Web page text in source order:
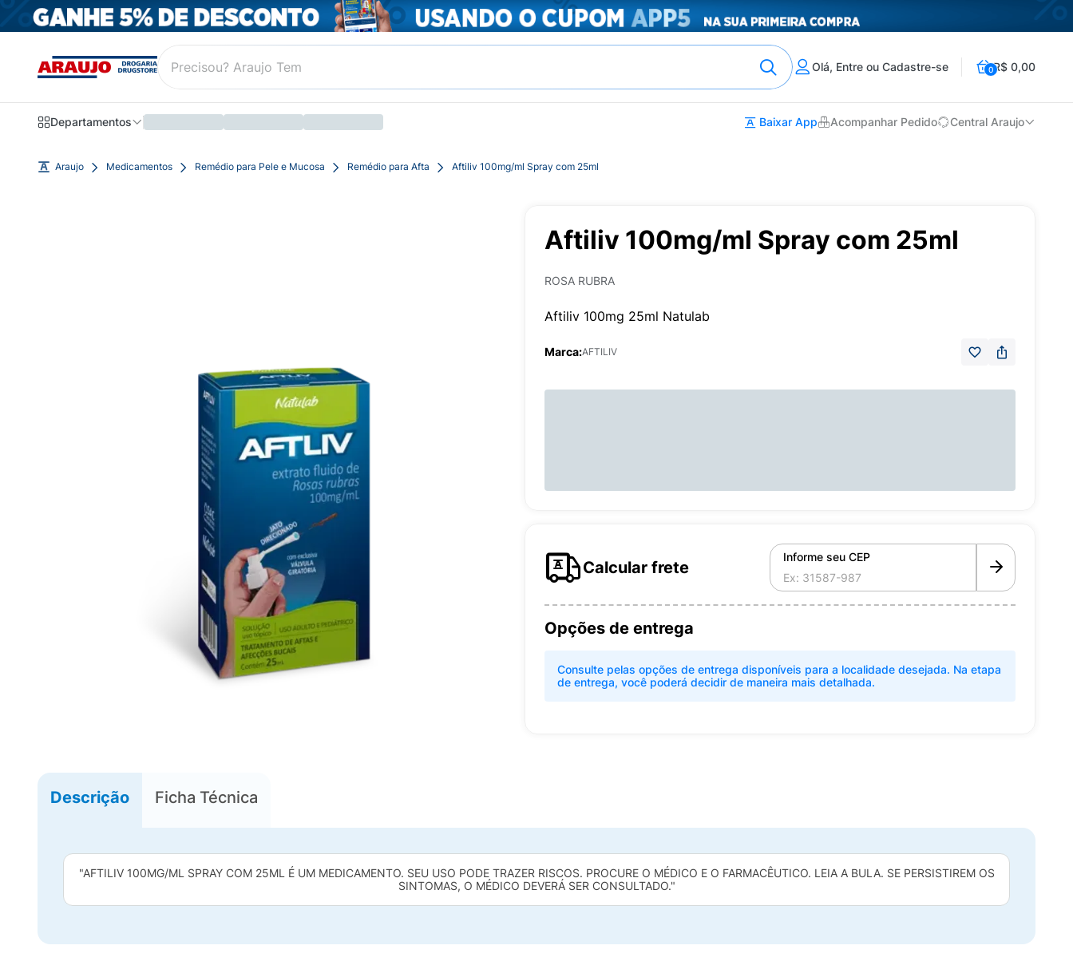
Olá, Entre ou Cadastre-se 0R$ 0,00
Departamentos Baixar App Acompanhar Pedido Central Araujo
Araujo Medicamentos Remédio para Pele e Mucosa Remédio para Afta Aftiliv 100mg/ml Spray com 25ml
Aftiliv 100mg/ml Spray com 25ml
ROSA RUBRA
Aftiliv 100mg 25ml Natulab
Marca:AFTILIV
Calcular frete
Informe seu CEP
Opções de entrega
Consulte pelas opções de entrega disponíveis para a localidade desejada. Na etapa
de entrega, você poderá decidir de maneira mais detalhada.
Descrição Ficha Técnica
"AFTILIV 100MG/ML SPRAY COM 25ML É UM MEDICAMENTO. SEU USO PODE TRAZER RISCOS. PROCURE O MÉDICO E O FARMACÊUTICO. LEIA A BULA. SE PERSISTIREM OS
SINTOMAS, O MÉDICO DEVERÁ SER CONSULTADO."